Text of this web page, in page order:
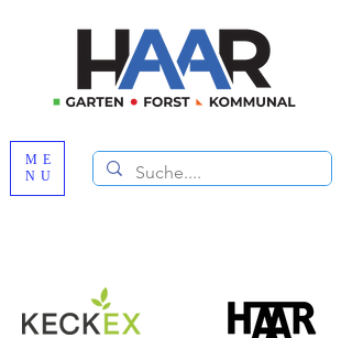
ME
NU